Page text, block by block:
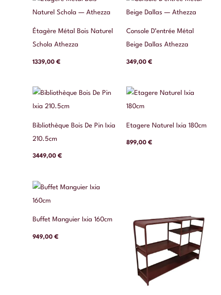
Étagère Métal Bois Naturel
Schola Athezza
1339,00€
Console D’entrée Métal
Beige Dallas Athezza
349,00 €
Bibliothèque Bois De Pin Ixia
210.5cm
3449,00€
Etagere Naturel Ixia 180cm
899,00 €
Buffet Manguier Ixia 160cm
949,00€